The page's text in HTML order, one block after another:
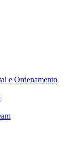
e Ordenamento